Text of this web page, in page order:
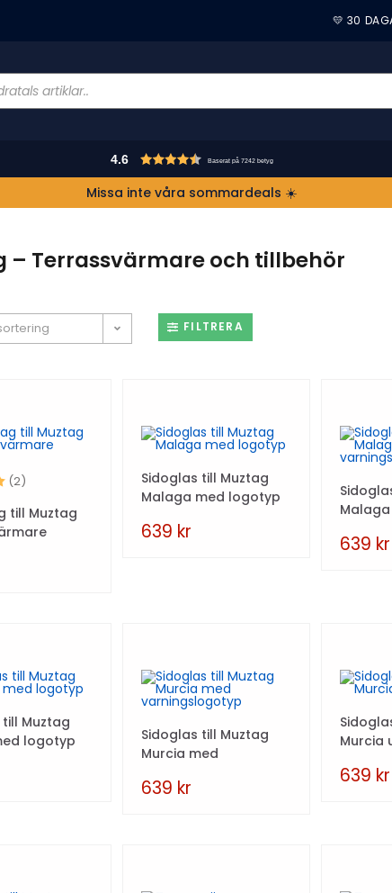
💛 30
4.6 Baserat på 7242 betyg
Missa inte våra sommardeals ☀️
– Terrassvärmare och tillbehör
FILTRERA
(2)
till Muztag
Sidoglas till Muztag
Malaga med logotyp
639 kr
639 kr
Muztag
logotyp
Sidoglas till Muztag
Murcia med
639 kr
Murcia
639 kr